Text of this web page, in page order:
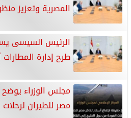
المصرية وتعزيز
الرئيس السيسى
طرح إدارة
مجلس الوزراء يوضح
مصر للطيران